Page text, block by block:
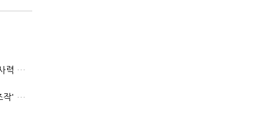
(폴리스라인)'순환근무 방침'에 경찰은 삭발…"베테랑·수사력 보강 먼저"
'신림동·서현역 칼부림' 뒤엔 기동순찰대…'장윤기 은폐·조작' 후엔 내부비리수사대